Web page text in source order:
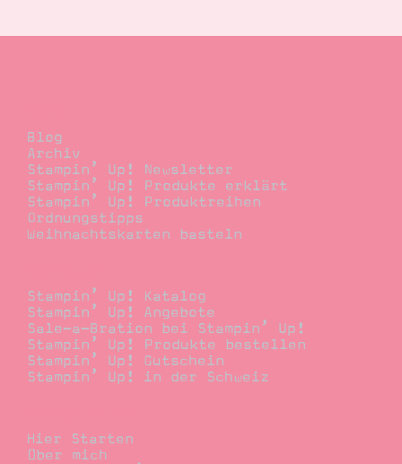
Blog
Archiv
Stampin’ Up! Newsletter
Stampin’ Up! Produkte erklärt
Stampin’ Up! Produktreihen
Ordnungstipps
Weihnachtskarten basteln
Stampin’ Up! Katalog
Stampin’ Up! Angebote
Sale-a-Bration bei Stampin’ Up!
Stampin’ Up! Produkte bestellen
Stampin’ Up! Gutschein
Stampin’ Up! in der Schweiz
Hier Starten
Über mich